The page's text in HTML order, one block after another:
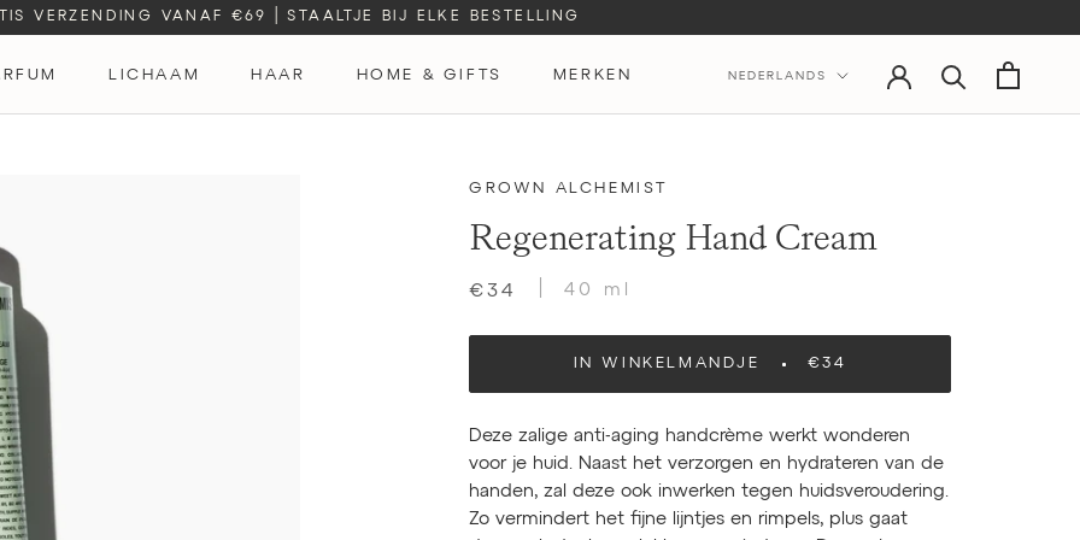
VERZENDING VANAF €69 |STAALTJE BIJ ELKE BESTELLING
LICHAAM HAAR HOME & GIFTS
MERKEN
Taal
NEDERLANDS
GROWN ALCHEMIST
Regenerating Hand Cream
€34 40 ml
IN WINKELMANDJE €34
Deze zalige anti-aging handcrème werkt wonderen
voor je huid. Naast het verzorgen en hydrateren van de
handen, zal deze ook inwerken tegen huidsveroudering.
Zo vermindert het fijne lijntjes en rimpels, plus gaat